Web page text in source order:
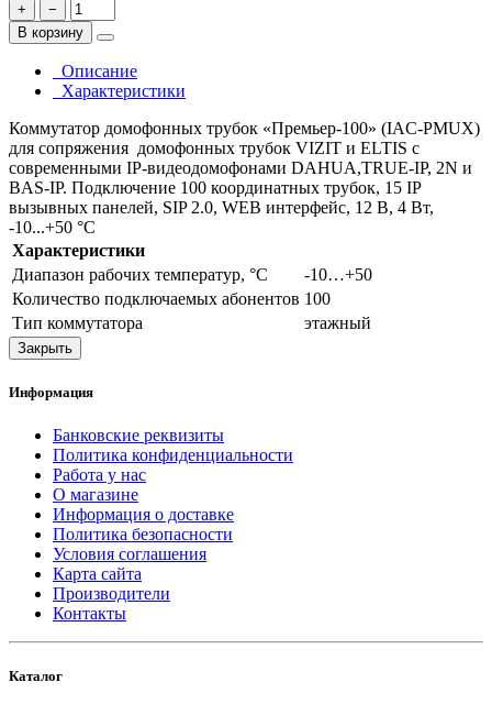
+
−
В корзину
Описание
Характеристики
Коммутатор домофонных трубок «Премьер-100» (IAC-PMUX)
для сопряжения домофонных трубок VIZIT и ELTIS с
современными IP-видеодомофонами DAHUA,TRUE-IP, 2N и
BAS-IP. Подключение 100 координатных трубок, 15 IP
вызывных панелей, SIP 2.0, WEB интерфейс, 12 В, 4 Вт,
-10...+50 °С
Характеристики
Диапазон рабочих температур, °С
-10…+50
Количество подключаемых абонентов 100
Тип коммутатора
этажный
Закрыть
Информация
Банковские реквизиты
Политика конфиденциальности
Работа у нас
О магазине
Информация о доставке
Политика безопасности
Условия соглашения
Карта сайта
Производители
Контакты
Каталог